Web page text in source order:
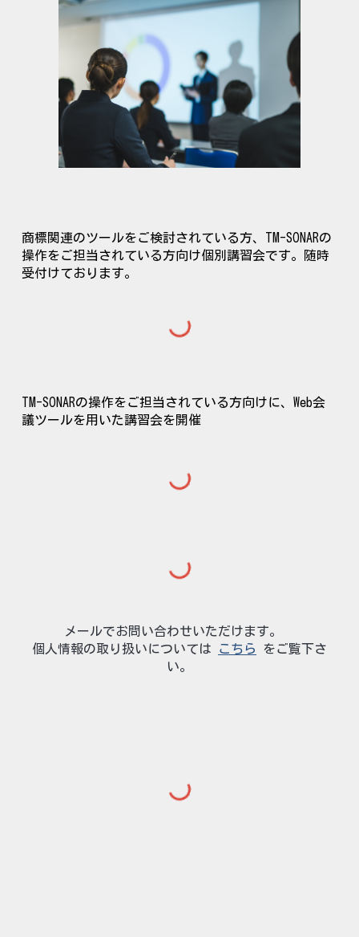
商標関連のツールをご検討されている方、TM-SONARの
操作をご担当されている方向け個別講習会です。随時
受付けております。
TM-SONARの操作をご担当されている方向けに、Web会
議ツールを用いた講習会を開催
メールでお問い合わせいただけます。
個人情報の取り扱いについては
こちら
をご覧下さ
い。